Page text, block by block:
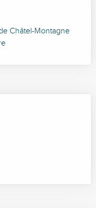
Châtel-Montagne